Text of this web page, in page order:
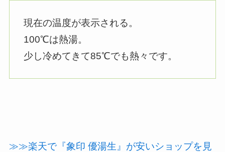
現在の温度が表示される。
100℃は熱湯。
少し冷めてきて85℃でも熱々です。
≫≫楽天で『象印 優湯生』が安いショップを見